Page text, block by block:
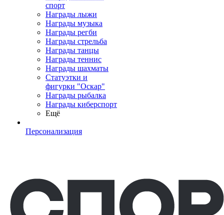
спорт
Награды лыжи
Награды музыка
Награды регби
Награды стрельба
Награды танцы
Награды теннис
Награды шахматы
Статуэтки и
фигурки "Оскар"
Награды рыбалка
Награды киберспорт
Ещё
Персонализация